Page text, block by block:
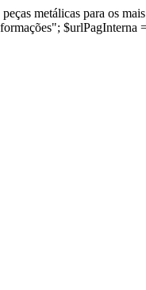
metálicas para os